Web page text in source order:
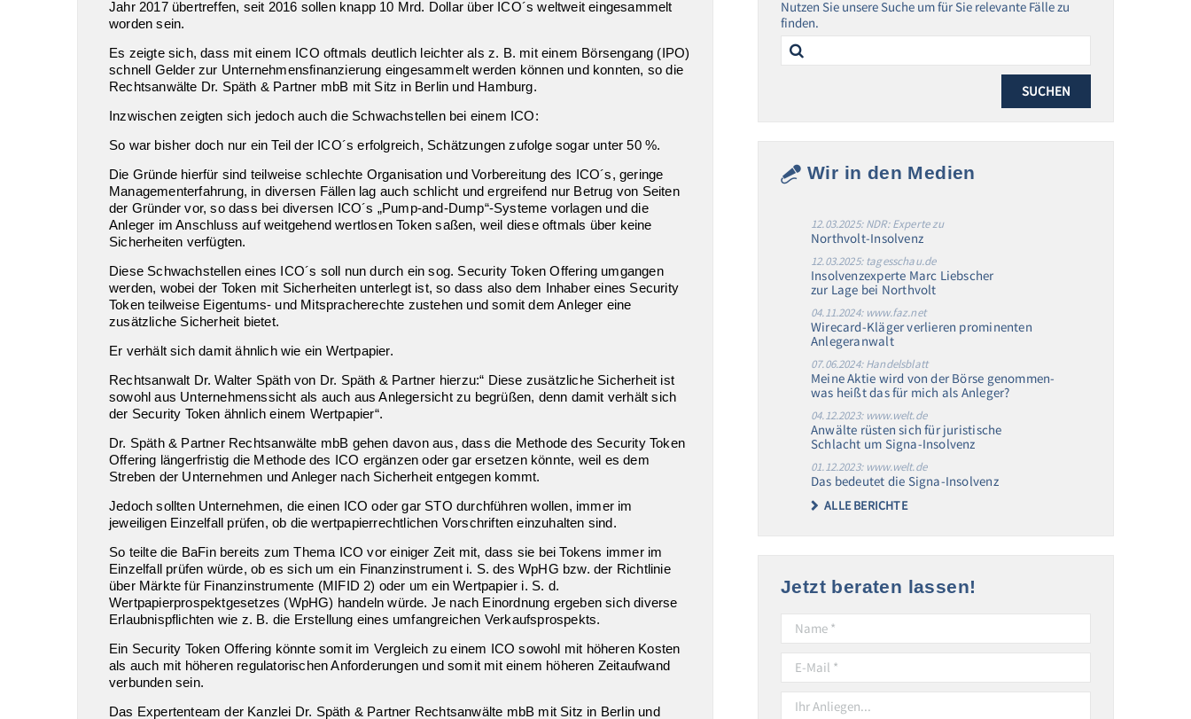
Jahr 2017 übertreffen, seit 2016 sollen knapp 10 Mrd. Dollar über ICO´s weltweit eingesammelt
worden sein.
Es zeigte sich, dass mit einem ICO oftmals deutlich leichter als z. B. mit einem Börsengang (IPO)
schnell Gelder zur Unternehmensfinanzierung eingesammelt werden können und konnten, so die
Rechtsanwälte Dr. Späth & Partner mbB mit Sitz in Berlin und Hamburg.
Inzwischen zeigten sich jedoch auch die Schwachstellen bei einem ICO:
So war bisher doch nur ein Teil der ICO´s erfolgreich, Schätzungen zufolge sogar unter 50 %.
Die Gründe hierfür sind teilweise schlechte Organisation und Vorbereitung des ICO´s, geringe
Managementerfahrung, in diversen Fällen lag auch schlicht und ergreifend nur Betrug von Seiten
der Gründer vor, so dass bei diversen ICO´s „Pump-and-Dump“-Systeme vorlagen und die
Anleger im Anschluss auf weitgehend wertlosen Token saßen, weil diese oftmals über keine
Sicherheiten verfügten.
Diese Schwachstellen eines ICO´s soll nun durch ein sog. Security Token Offering umgangen
werden, wobei der Token mit Sicherheiten unterlegt ist, so dass also dem Inhaber eines Security
Token teilweise Eigentums- und Mitspracherechte zustehen und somit dem Anleger eine
zusätzliche Sicherheit bietet.
Er verhält sich damit ähnlich wie ein Wertpapier.
Rechtsanwalt Dr. Walter Späth von Dr. Späth & Partner hierzu:“ Diese zusätzliche Sicherheit ist
sowohl aus Unternehmenssicht als auch aus Anlegersicht zu begrüßen, denn damit verhält sich
der Security Token ähnlich einem Wertpapier“.
Dr. Späth & Partner Rechtsanwälte mbB gehen davon aus, dass die Methode des Security Token
Offering längerfristig die Methode des ICO ergänzen oder gar ersetzen könnte, weil es dem
Streben der Unternehmen und Anleger nach Sicherheit entgegen kommt.
Jedoch sollten Unternehmen, die einen ICO oder gar STO durchführen wollen, immer im
jeweiligen Einzelfall prüfen, ob die wertpapierrechtlichen Vorschriften einzuhalten sind.
So teilte die BaFin bereits zum Thema ICO vor einiger Zeit mit, dass sie bei Tokens immer im
Einzelfall prüfen würde, ob es sich um ein Finanzinstrument i. S. des WpHG bzw. der Richtlinie
über Märkte für Finanzinstrumente (MIFID 2) oder um ein Wertpapier i. S. d.
Wertpapierprospektgesetzes (WpHG) handeln würde. Je nach Einordnung ergeben sich diverse
Erlaubnispflichten wie z. B. die Erstellung eines umfangreichen Verkaufsprospekts.
Ein Security Token Offering könnte somit im Vergleich zu einem ICO sowohl mit höheren Kosten
als auch mit höheren regulatorischen Anforderungen und somit mit einem höheren Zeitaufwand
verbunden sein.
Das Expertenteam der Kanzlei Dr. Späth & Partner Rechtsanwälte mbB mit Sitz in Berlin und
Nutzen Sie unsere Suche um für Sie relevante Fälle zu
finden.
Search
for:
Wir in den Medien
12.03.2025: NDR: Experte zu
Northvolt-Insolvenz
12.03.2025: tagesschau.de
Insolvenzexperte Marc Liebscher
zur Lage bei Northvolt
04.11.2024: www.faz.net
Wirecard-Kläger verlieren prominenten
Anlegeranwalt
07.06.2024: Handelsblatt
Meine Aktie wird von der Börse genommen-
was heißt das für mich als Anleger?
04.12.2023: www.welt.de
Anwälte rüsten sich für juristische
Schlacht um Signa-Insolvenz
01.12.2023: www.welt.de
Das bedeutet die Signa-Insolvenz
ALLE BERICHTE
Jetzt beraten lassen!